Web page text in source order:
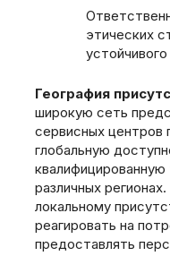
этических
География
широкую сеть
сервисных центров
глобальную
различных
локальному
реагировать на
предоставлять